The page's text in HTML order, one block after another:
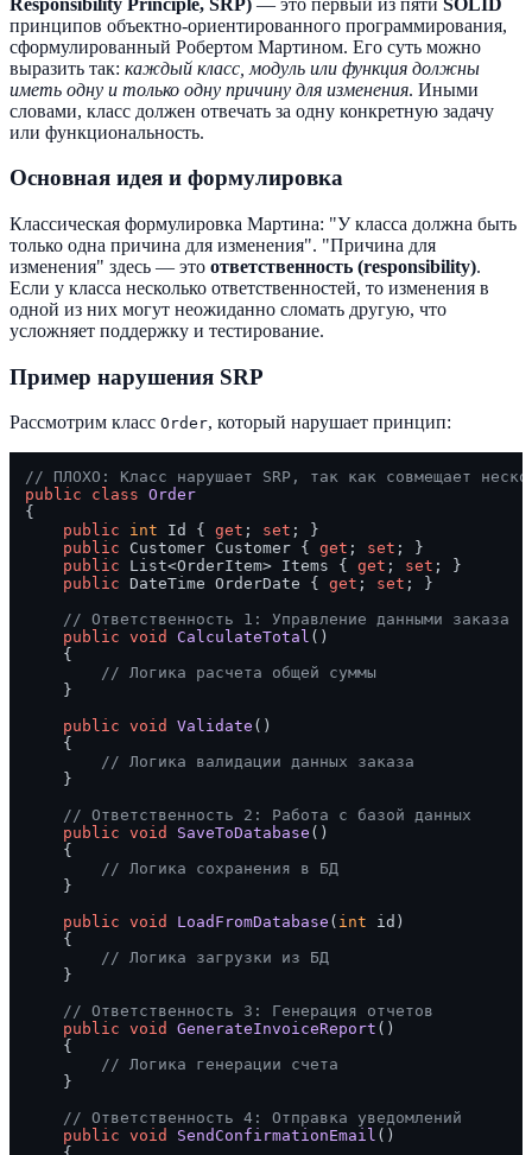
принципов объектно-ориентированного программирования,
сформулированный Робертом Мартином. Его суть можно
выразить так: каждый класс, модуль или функция должны
иметь одну и только одну причину для изменения. Иными
словами, класс должен отвечать за одну конкретную задачу
или функциональность.
Основная идея и формулировка
Классическая формулировка Мартина: "У класса должна быть
только одна причина для изменения". "Причина для
изменения" здесь — это ответственность (responsibility).
Если у класса несколько ответственностей, то изменения в
одной из них могут неожиданно сломать другую, что
усложняет поддержку и тестирование.
Пример нарушения SRP
Рассмотрим класс Order, который нарушает принцип:
// ПЛОХО: Класс нарушает SRP, так как совмещает
public
class Order
{
public
int Id { get ; set ; }
public Customer Customer { get ; set ; }
public List<OrderItem> Items { get ; set ; }
public DateTime OrderDate { get ; set ; }
// Ответственность 1: Управление данными заказа
public void CalculateTotal ()
    {
// Логика расчета общей суммы
    }
public void Validate ()
    {
// Логика валидации данных заказа
    }
// Ответственность 2: Работа с базой данных
public void SaveToDatabase ()
    {
// Логика сохранения в БД
    }
public void LoadFromDatabase ( int id )
    {
// Логика загрузки из БД
    }
// Ответственность 3: Генерация отчетов
public void GenerateInvoiceReport ()
    {
// Логика генерации счета
    }
// Ответственность 4: Отправка уведомлений
public void SendConfirmationEmail ()